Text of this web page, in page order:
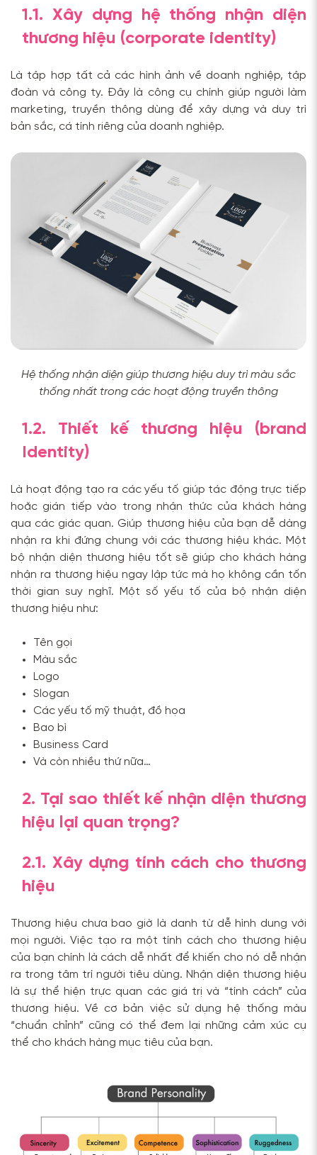
1.1. Xây dựng hệ thống nhận diện
thương hiệu (corporate identity)
Là tập hợp tất cả các hình ảnh về doanh nghiệp, tập
đoàn và công ty. Đây là công cụ chính giúp người làm
marketing, truyền thông dùng để xây dựng và duy trì
bản sắc, cá tính riêng của doanh nghiệp.
Hệ thống nhận diện giúp thương hiệu duy trì màu sắc
thống nhất trong các hoạt động truyền thông
1.2. Thiết kế thương hiệu (brand
Identity)
Là hoạt động tạo ra các yếu tố giúp tác động trực tiếp
hoặc gián tiếp vào trong nhận thức của khách hàng
qua các giác quan. Giúp thương hiệu của bạn dễ dàng
nhận ra khi đứng chung với các thương hiệu khác. Một
bộ nhận diện thương hiệu tốt sẽ giúp cho khách hàng
nhận ra thương hiệu ngay lập tức mà họ không cần tốn
thời gian suy nghĩ. Một số yếu tố của bộ nhận diện
thương hiệu như:
Tên gọi
Màu sắc
Logo
Slogan
Các yếu tố mỹ thuật, đồ họa
Bao bì
Business Card
Và còn nhiều thứ nữa…
2. Tại sao thiết kế nhận diện thương
hiệu lại quan trọng?
2.1. Xây dựng tính cách cho thương
hiệu
Thương hiệu chưa bao giờ là danh từ dễ hình dung với
mọi người. Việc tạo ra một tính cách cho thương hiệu
của bạn chính là cách dễ nhất để khiến cho nó dễ nhận
ra trong tâm trí người tiêu dùng. Nhận diện thương hiệu
là sự thể hiện trực quan các giá trị và “tính cách” của
thương hiệu. Về cơ bản việc sử dụng hệ thống màu
“chuẩn chỉnh” cũng có thể đem lại những cảm xúc cụ
thể cho khách hàng mục tiêu của bạn.